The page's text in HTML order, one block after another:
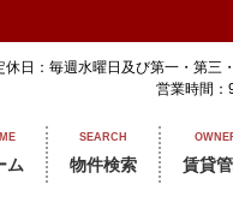
休日：毎週水曜日及び第一・第三
営業時間
ム
SEARCH
物件検索 賃貸